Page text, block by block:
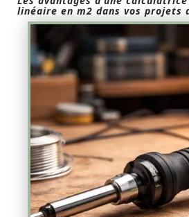
linéaire en m2 dans vos projets